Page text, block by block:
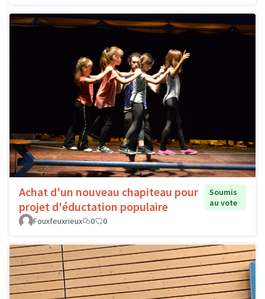
Achat d'un nouveau chapiteau pour
projet d'éductation populaire
Soumis
au vote
Fouxfeuxrieux
0 0